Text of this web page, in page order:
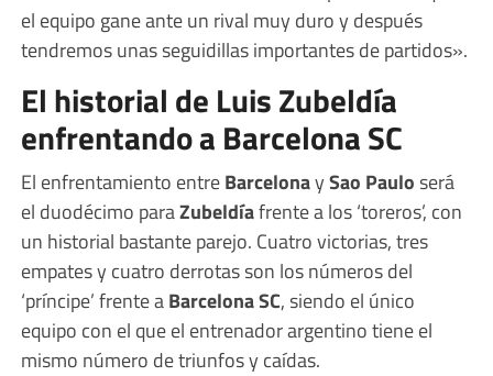
el equipo gane ante un rival muy duro y después
tendremos unas seguidillas importantes de partidos».
El historial de Luis Zubeldía
enfrentando a Barcelona SC
El enfrentamiento entreBarcelonaySao Pauloserá
el duodécimo paraZubeldíafrente a los ‘toreros’, con
un historial bastante parejo. Cuatro victorias, tres
empates y cuatro derrotas son los números del
‘príncipe’ frente aBarcelona SC, siendo el único
equipo con el que el entrenador argentino tiene el
mismo número de triunfos y caídas.